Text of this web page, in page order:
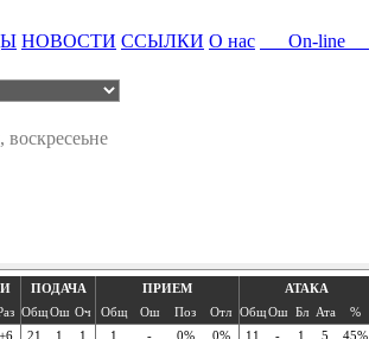
НОВОСТИ ССЫЛКИ О нас
On-line
ПОДАЧА ПРИЕМ АТАКА
ОбщОш Оч Общ Ош Поз Отл ОбщОш Бл Ата %
+6 21 1 1 1 - 0% 0% 11 - 1 5 45%